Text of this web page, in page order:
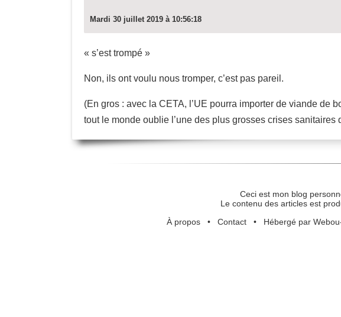
Mardi 30 juillet 2019 à 10:56:18
« s’est trompé »
Non, ils ont voulu nous tromper, c’est pas pareil.
(En gros : avec la CETA, l’UE pourra importer de viande de
tout le monde oublie l’une des plus grosses crises sanitaires
Ceci est mon blog
Le contenu des articles est
À propos• Contact• Hébergé par